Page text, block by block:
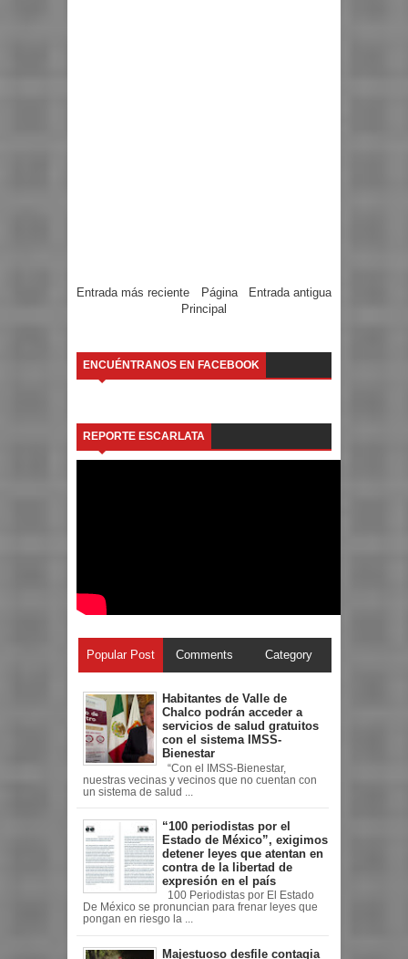
Entrada más reciente Entrada antigua
Página
Principal
ENCUÉNTRANOS EN FACEBOOK
REPORTE ESCARLATA
Popular Post Comments Category
Habitantes de Valle de
Chalco podrán acceder a
servicios de salud gratuitos
con el sistema IMSS-
Bienestar
“Con el IMSS-Bienestar,
nuestras vecinas y vecinos que no cuentan con
un sistema de salud ...
“100 periodistas por el
Estado de México”, exigimos
detener leyes que atentan en
contra de la libertad de
expresión en el país
100 Periodistas por El Estado
De México se pronuncian para frenar leyes que
pongan en riesgo la ...
Majestuoso desfile contagia